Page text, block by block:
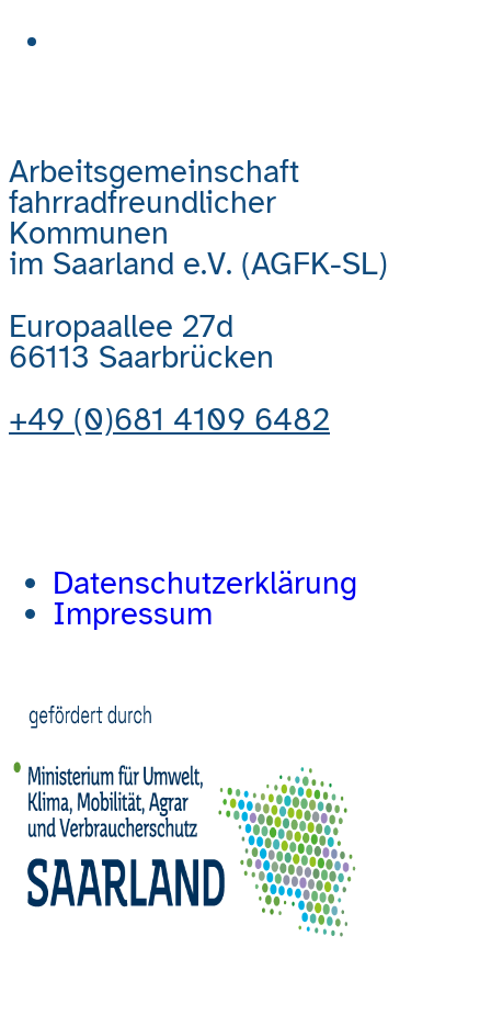
Arbeitsgemeinschaft
fahrradfreundlicher
Kommunen
im Saarland e.V. (AGFK-SL)
Europaallee 27d
66113 Saarbrücken
+49 (0)681 4109 6482
Datenschutzerklärung
Impressum